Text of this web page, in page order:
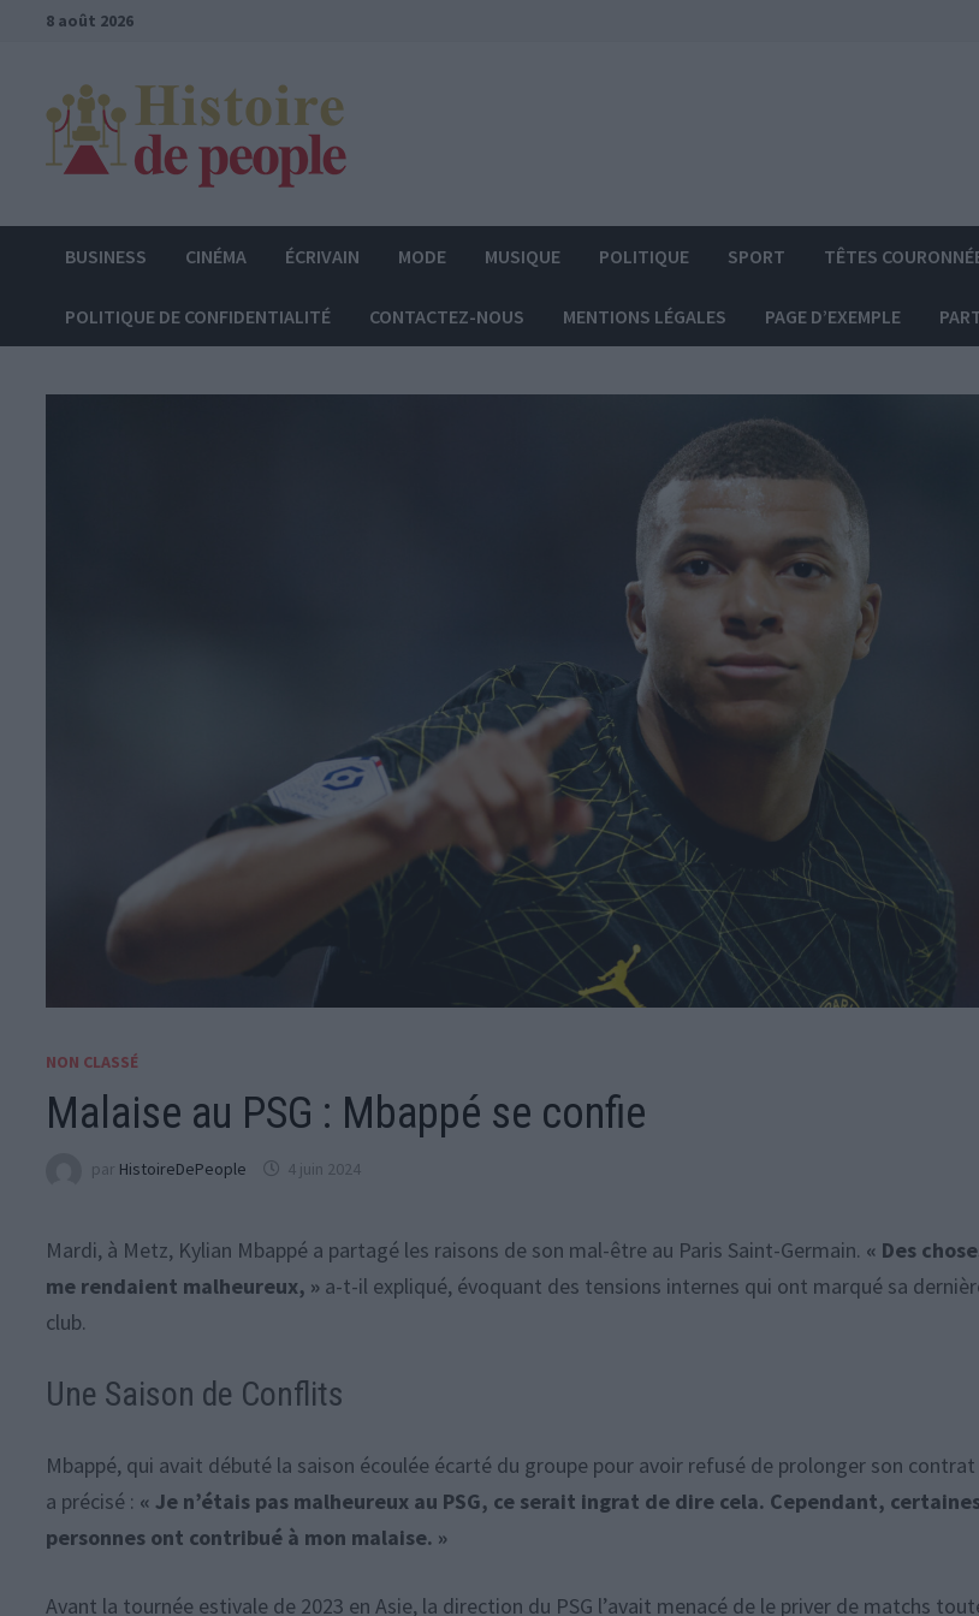
Passer8 août 2026
BUSINESS CINÉMA ÉCRIVAIN MODE MUSIQUE POLITIQUE SPORT TÊTES
POLITIQUE DE CONFIDENTIALITÉ CONTACTEZ-NOUS MENTIONS LÉGALES PAGE D’EXEMPLE
NON CLASSÉ
Malaise au PSG : Mbappé se confie
par HistoireDePeople 4 juin 2024
Mardi, à Metz, Kylian Mbappé a partagé les raisons de son mal-être au Paris Saint-Germain. « Des
me rendaient malheureux, » a-t-il expliqué, évoquant des tensions internes qui ont marqué sa
club.
Une Saison de Conflits
Mbappé, qui avait débuté la saison écoulée écarté du groupe pour avoir refusé de prolonger son contrat
a précisé : « Je n’étais pas malheureux au PSG, ce serait ingrat de dire cela. Cependant,
personnes ont contribué à mon malaise. »
Avant la tournée estivale de 2023 en Asie, la direction du PSG l’avait menacé de le priver de matchs